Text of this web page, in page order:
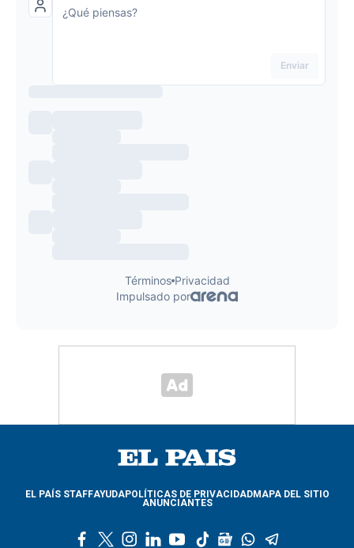
EL PAÍS STAFFAYUDAPOLÍTICAS DE PRIVACIDADMAPA DEL SITIO
ANUNCIANTES
l
y
t
g
w